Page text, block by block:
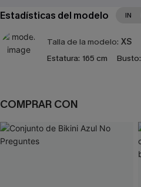
Estadísticas del modelo IN
Talla de la modelo: XS
Estatura: 165 cm Busto:
COMPRAR CON